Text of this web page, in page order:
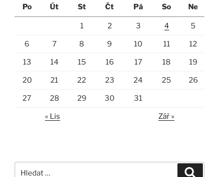
Po Út St Čt Pá So Ne
1 2 3 4 5
6 7 8 9 10 11 12
13 14 15 16 17 18 19
20 21 22 23 24 25 26
27 28 29 30 31
« Lis Zář »